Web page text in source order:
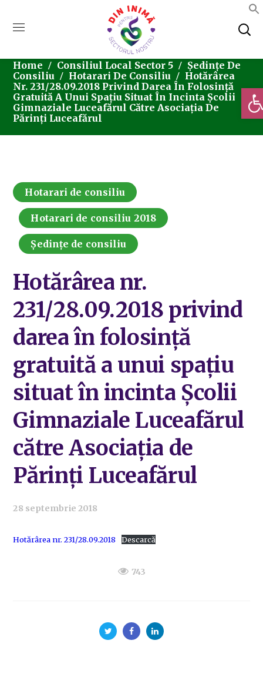
Home Consiliul Local Sector 5
Ședințe De
Consiliu
Hotarari De Consiliu
Hotărârea
Nr. 231/28.09.2018 Privind Darea În Folosință
Gratuită A Unui Spațiu Situat În Incinta Școlii
Gimnaziale Luceafărul Către Asociația De
Părinți Luceafărul
Hotarari de consiliu
Hotarari de consiliu 2018
Ședințe de consiliu
Hotărârea nr.
231/28.09.2018 privind
darea în folosință
gratuită a unui spațiu
situat în incinta Școlii
Gimnaziale Luceafărul
către Asociația de
Părinți Luceafărul
28 septembrie 2018
Hotărârea nr. 231/28.09.2018 Descarcă
743